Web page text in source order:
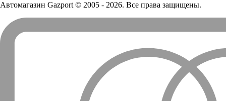
Автомагазин Gazport© 2005 - 2026. Все права защищены.